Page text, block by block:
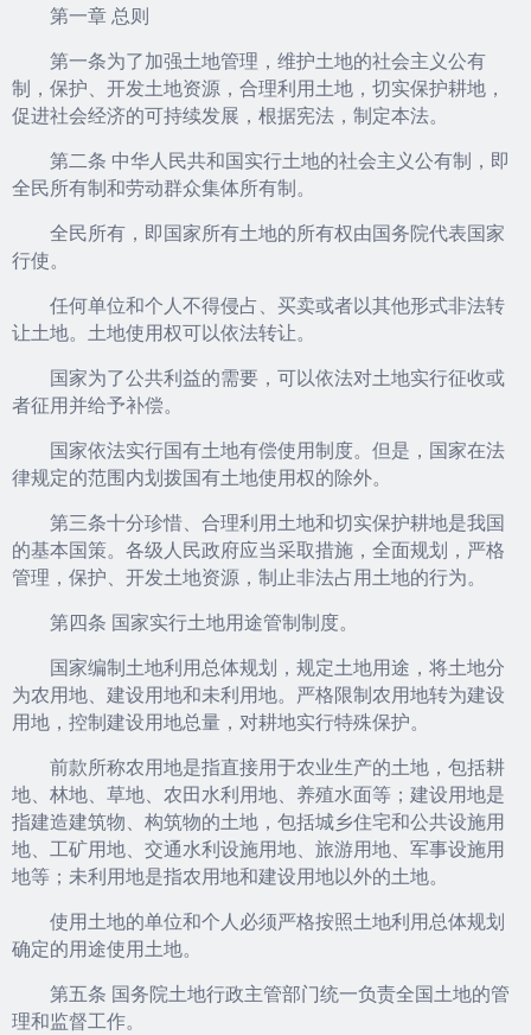
第一章 总则
第一条为了加强土地管理，维护土地的社会主义公有
制，保护、开发土地资源，合理利用土地，切实保护耕地，
促进社会经济的可持续发展，根据宪法，制定本法。
第二条 中华人民共和国实行土地的社会主义公有制，即
全民所有制和劳动群众集体所有制。
全民所有，即国家所有土地的所有权由国务院代表国家
行使。
任何单位和个人不得侵占、买卖或者以其他形式非法转
让土地。土地使用权可以依法转让。
国家为了公共利益的需要，可以依法对土地实行征收或
者征用并给予补偿。
国家依法实行国有土地有偿使用制度。但是，国家在法
律规定的范围内划拨国有土地使用权的除外。
第三条十分珍惜、合理利用土地和切实保护耕地是我国
的基本国策。各级人民政府应当采取措施，全面规划，严格
管理，保护、开发土地资源，制止非法占用土地的行为。
第四条 国家实行土地用途管制制度。
国家编制土地利用总体规划，规定土地用途，将土地分
为农用地、建设用地和未利用地。严格限制农用地转为建设
用地，控制建设用地总量，对耕地实行特殊保护。
前款所称农用地是指直接用于农业生产的土地，包括耕
地、林地、草地、农田水利用地、养殖水面等；建设用地是
指建造建筑物、构筑物的土地，包括城乡住宅和公共设施用
地、工矿用地、交通水利设施用地、旅游用地、军事设施用
地等；未利用地是指农用地和建设用地以外的土地。
使用土地的单位和个人必须严格按照土地利用总体规划
确定的用途使用土地。
第五条 国务院土地行政主管部门统一负责全国土地的管
理和监督工作。